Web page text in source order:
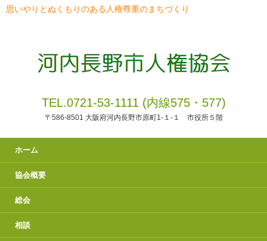
思いやりとぬくもりのある人権尊重のまちづくり
TEL.0721-53-1111 (内線575・577)
〒586-8501 大阪府河内長野市原町1-１-１ 市役所５階
ホーム
協会概要
総会
相談